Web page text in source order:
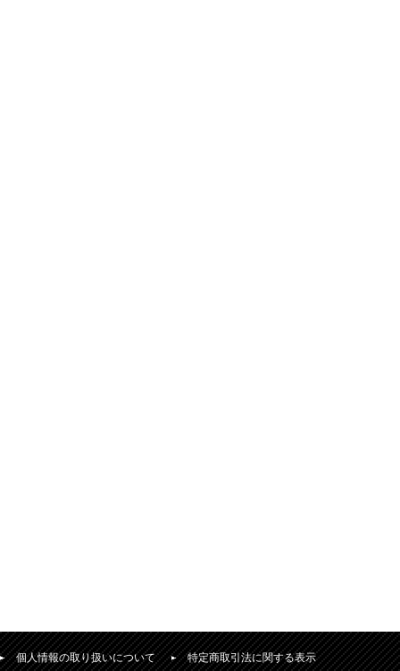
個人情報の取り扱いについて 特定商取引法に関する表示